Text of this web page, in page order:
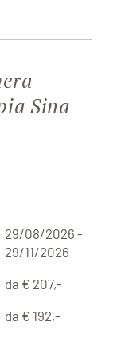
Sina
29/08/2026 -
29/11/2026
da € 207,-
da € 192,-